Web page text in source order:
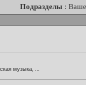
Подразделы :
музыка, ...